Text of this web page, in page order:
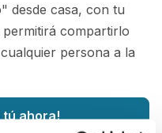
desde casa, con tu
compartirlo
persona a la
tú ahora!